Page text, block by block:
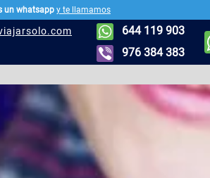
644 119 903
976 384 383
un whatsapp y te llamamos